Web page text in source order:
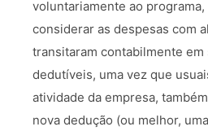
voluntariamente ao
considerar as despesas com
transitaram contabilmente
dedutíveis, uma vez que
atividade da empresa,
nova dedução (ou melhor,